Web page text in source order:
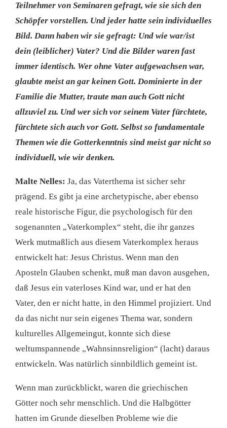
Teilnehmer von Seminaren gefragt, wie sie sich den
Schöpfer vorstellen. Und jeder hatte sein individuelles
Bild. Dann haben wir sie gefragt: Und wie war/ist
dein (leiblicher) Vater? Und die Bilder waren fast
immer identisch. Wer ohne Vater aufgewachsen war,
glaubte meist an gar keinen Gott. Dominierte in der
Familie die Mutter, traute man auch Gott nicht
allzuviel zu. Und wer sich vor seinem Vater fürchtete,
fürchtete sich auch vor Gott. Selbst so fundamentale
Themen wie die Gotterkenntnis sind meist gar nicht so
individuell, wie wir denken.
Malte Nelles: Ja, das Vaterthema ist sicher sehr
prägend. Es gibt ja eine archetypische, aber ebenso
reale historische Figur, die psychologisch für den
sogenannten „Vaterkomplex“ steht, die ihr ganzes
Werk mutmaßlich aus diesem Vaterkomplex heraus
entwickelt hat: Jesus Christus. Wenn man den
Aposteln Glauben schenkt, muß man davon ausgehen,
daß Jesus ein vaterloses Kind war, und er hat den
Vater, den er nicht hatte, in den Himmel projiziert. Und
da das nicht nur sein eigenes Thema war, sondern
kulturelles Allgemeingut, konnte sich diese
weltumspannende „Wahnsinnsreligion“ (lacht) daraus
entwickeln. Was natürlich sinnbildlich gemeint ist.
Wenn man zurückblickt, waren die griechischen
Götter noch sehr menschlich. Und die Halbgötter
hatten im Grunde dieselben Probleme wie die